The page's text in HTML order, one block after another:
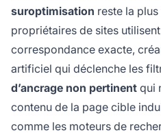
suroptimisation reste la
propriétaires de sites
correspondance exacte,
artificiel qui déclenche les
d’ancrage non pertinent qui
contenu de la page cible
comme les moteurs de